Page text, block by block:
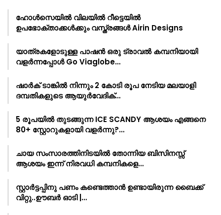
ഹോൾസെയിൽ വിലയിൽ റീട്ടെയിൽ
ഉപഭോക്താക്കൾക്കും വസ്ത്രങ്ങൾ Airin Designs
യാത്രകളോടുള്ള പാഷൻ ഒരു ട്രാവൽ കമ്പനിയായി
വളർന്നപ്പോൾ Go Viaglobe…
ഷാർക്‌ ടാങ്കിൽ നിന്നും 2 കോടി രൂപ നേടിയ മലയാളി
ദമ്പതികളുടെ ആയുർവേദിക്…
5 രൂപയിൽ തുടങ്ങുന്ന ICE SCANDY ആശയം എങ്ങനെ
80+ സ്റ്റോറുകളായി വളർന്നു?…
ചായ സംസാരത്തിനിടയിൽ തോന്നിയ ബിസിനസ്സ്
ആശയം ഇന്ന് നിരവധി കമ്പനികളെ…
സ്റ്റാർട്ടപ്പിനു പണം കണ്ടെത്താൻ ഉണ്ടായിരുന്ന ബൈക്ക്
വിറ്റു..ഊബർ ഓടി |…